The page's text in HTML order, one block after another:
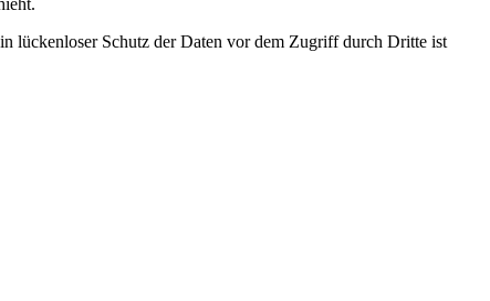
lückenloser Schutz der Daten vor dem Zugriff durch Dritte ist